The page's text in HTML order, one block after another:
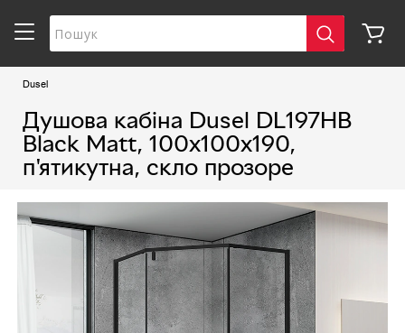
Dusel
Душова кабіна Dusel DL197HB
Black Matt, 100х100х190,
п'ятикутна, скло прозоре